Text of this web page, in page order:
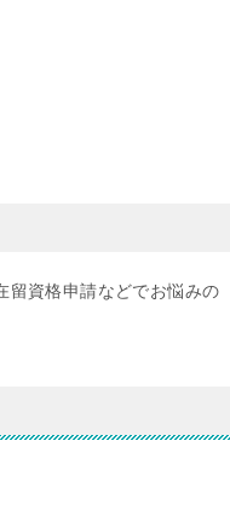
留資格申請などでお悩みの